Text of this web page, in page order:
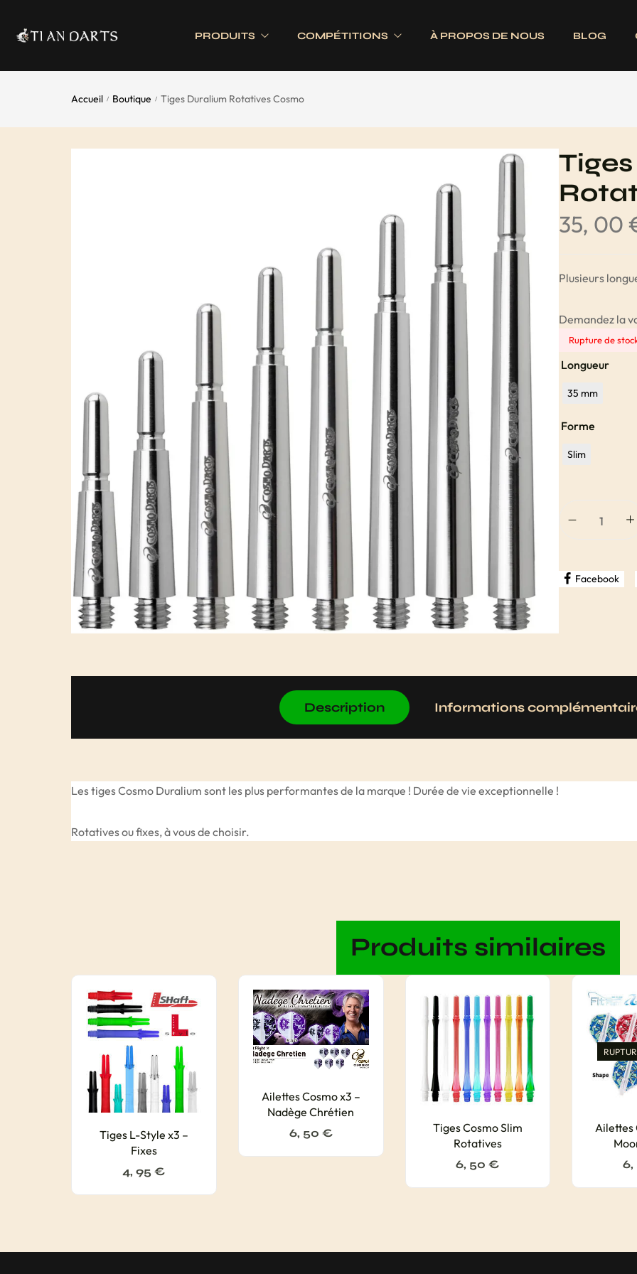
PRODUITS
Accessoires joueurs
Cibles électroniques
Ailettes
Jeux complets
COMPÉTITIONS À PROPOS DE NOUS BLOG
Accueil / Boutique / Tiges Duralium Rotatives Cosmo
35, 00
Plusieurs
Demandez la
Rupture de
Longueur
35 mm
Forme
Slim
Facebook
Description Informations
Les tiges Cosmo Duralium sont les plus performantes de la marque ! Durée de vie exceptionnelle !
Rotatives ou fixes, à vous de choisir.
Produits similaires
Tiges L-Style x3 –
Fixes
4, 95€
Ailettes Cosmo x3 –
Nadège Chrétien
6, 50 €
Tiges Cosmo Slim
Rotatives
6, 50€
Ailettes